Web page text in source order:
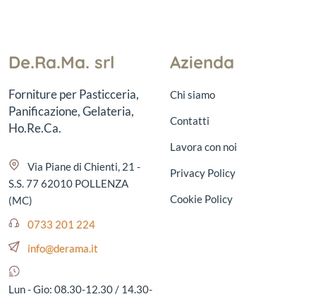
De.Ra.Ma. srl
Forniture per Pasticceria,
Panificazione, Gelateria,
Ho.Re.Ca.
Via Piane di Chienti, 21 -
S.S. 77 62010 POLLENZA
(MC)
0733 201 224
info@derama.it
Lun - Gio: 08.30-12.30 / 14.30-
Azienda
Chi siamo
Contatti
Lavora con noi
Privacy Policy
Cookie Policy